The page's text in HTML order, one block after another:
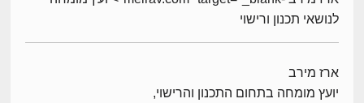
לנושאי תכנון ורישוי
ארז מירב
יועץ מומחה בתחום התכנון והרישוי,